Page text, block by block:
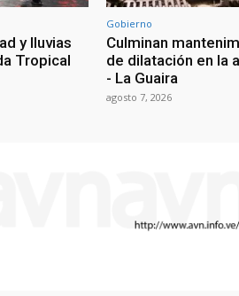
y lluvias
Tropical
Gobierno
Culminan
de dilatación en la
- La Guaira
agosto 7, 2026